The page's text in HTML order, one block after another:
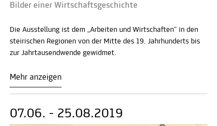
Bilder einer Wirtschaftsgeschichte
Die Ausstellung ist dem „Arbeiten und Wirtschaften“ in den
steirischen Regionen von der Mitte des 19. Jahrhunderts bis
zur Jahrtausendwende gewidmet.
Mehr anzeigen
07.06. - 25.08.2019